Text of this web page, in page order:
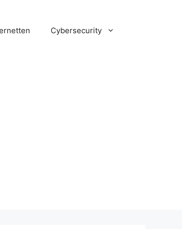
Cybersecurity